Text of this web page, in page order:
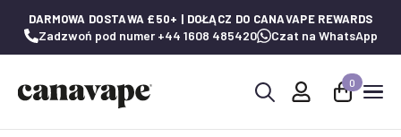
DARMOWA DOSTAWA £50+ | DOŁĄCZ DO CANAVAPE REWARDS
Zadzwoń pod numer +44 1608 485420 Czat na WhatsApp
0